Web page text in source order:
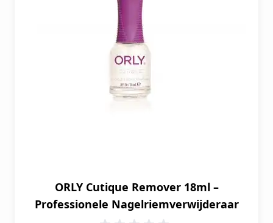
ORLY Cutique Remover 18ml –
Professionele Nagelriemverwijderaar